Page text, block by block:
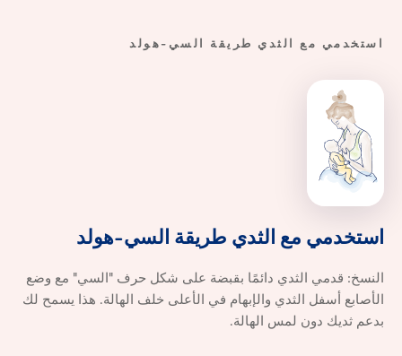
استخدمي مع الثدي طريقة السي-هولد
استخدمي مع الثدي طريقة السي-هولد
النسخ: قدمي الثدي دائمًا بقبضة على شكل حرف "السي" مع وضع
الأصابع أسفل الثدي والإبهام في الأعلى خلف الهالة. هذا يسمح لك
بدعم ثديك دون لمس الهالة.